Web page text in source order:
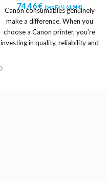
74,46€ (bez PVN:61,54€)
Canon consumables genuinely
make a difference. When you
choose a Canon printer, you’re
investing in quality, reliability and